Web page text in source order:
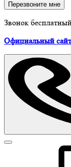
Перезвоните мне
Звонок
Официальный сайт